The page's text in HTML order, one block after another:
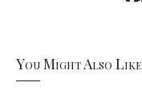
You Might Also